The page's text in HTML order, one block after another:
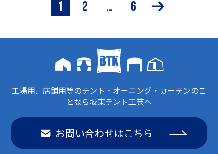
1 2 … 6
工場用、店舗用等のテント・オーニング・カーテンのこ
となら坂東テント工芸へ
お問い合わせはこちら